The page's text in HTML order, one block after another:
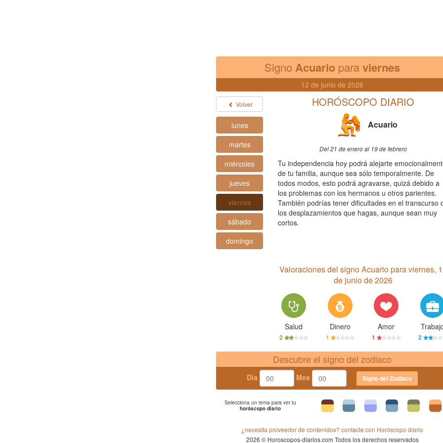
Signo Acuario paraviernes
12 de junio de 2026
Volver
lunes
martes
miércoles
jueves
viernes
sábado
domingo
HORÓSCOPO DIARIO
Acuario
Del 21 de enero al 19 de febrero
Tu independencia hoy podrá alejarte
de tu familia, aunque sea sólo temporalmente. De
todos modos, esto podrá agravarse, quizá debido a
los problemas con los hermanos u otros parientes.
También podrías tener dificultades en el transcurso
los desplazamientos que hagas, aunque sean muy
cortos.
Valoraciones del signo Acuario para viernes,
de junio de 2026
Salud
2
Dinero
1
Amor
1 2
Descubre el signo del zodiaco
Día Mes Signo del Zodiaco
Selecciona un tema para ver tu
horóscopo diario
¿necesita proveedor de contenidos? contacte con Horóscopo diario
2026 © Horoscopos-diarios.com Todos los derechos reservados